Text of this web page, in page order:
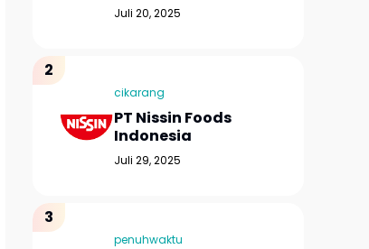
Juli 20, 2025
cikarang
PT Nissin Foods
Indonesia
Juli 29, 2025
penuhwaktu